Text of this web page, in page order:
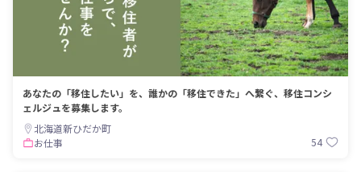
あなたの「移住したい」を、誰かの「移住できた」へ繋ぐ、移住コンシ
ェルジュを募集します。
北海道新ひだか町
お仕事
54